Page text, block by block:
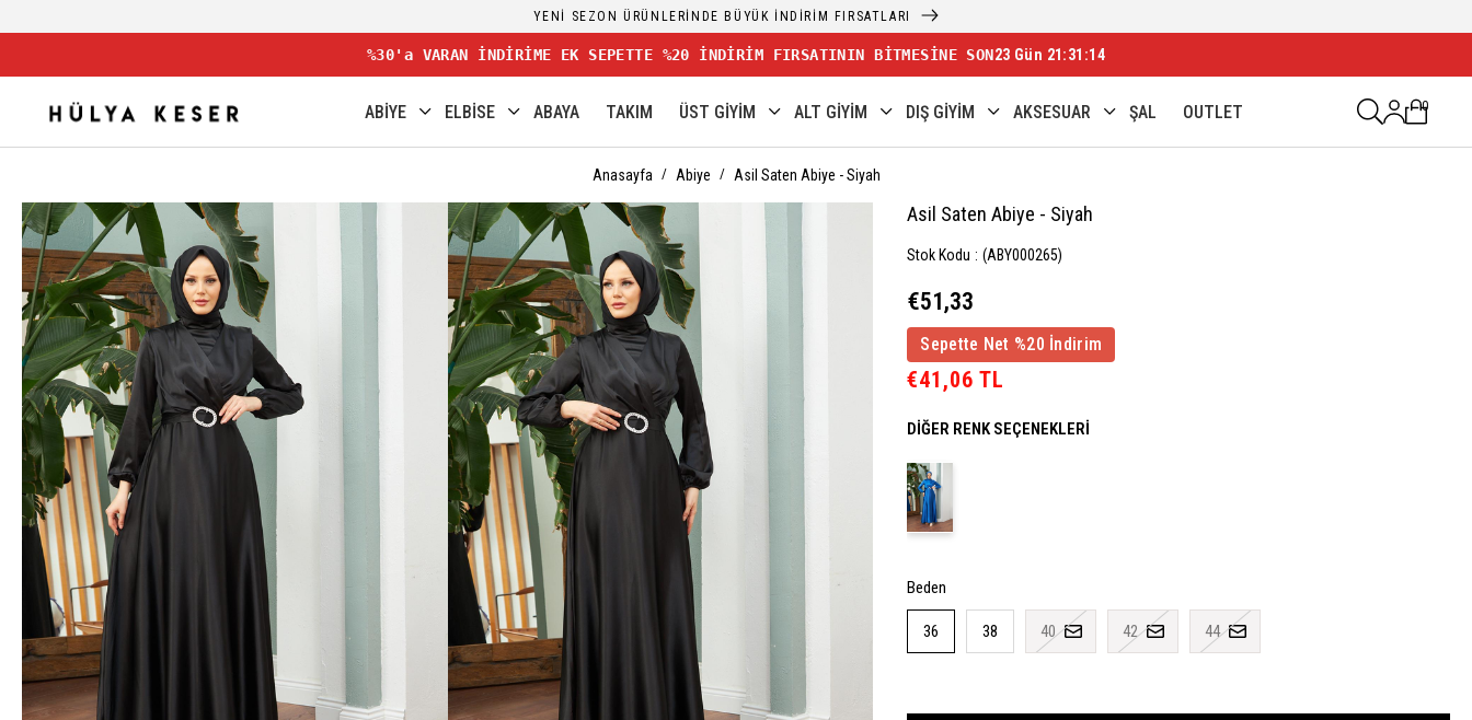
YENİ SEZON ÜRÜNLERİNDE BÜYÜK İNDİRİM FIRSATLARI
%30'a VARAN İNDİRİME EK SEPETTE %20 İNDİRİM FIRSATININ BİTMESİNE SON23 Gün 21:31:12
ABİYE ELBİSE ABAYA TAKIM ÜST GİYİM ALT GİYİM DIŞ GİYİM AKSESUAR ŞAL OUTLET 0
Anasayfa Abiye Asil Saten Abiye - Siyah
Asil Saten Abiye - Siyah
Stok Kodu (ABY000265)
€51,33
Sepette Net %20 İndirim
€41,06 TL
DIĞER RENK SEÇENEKLERI
Beden
36 38 40 42 44